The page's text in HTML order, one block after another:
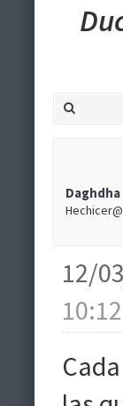
Daghdha
Hechicer@
12/